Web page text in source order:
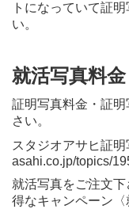
トになっていて証
い。
就活写真料金
証明写真料金・証
さい。
スタジオアサヒ証明
asahi.co.jp/topics/
就活写真をご注文
得なキャンペーン